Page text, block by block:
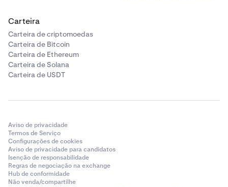
Carteira
Carteira de criptomoedas
Carteira de Bitcoin
Carteira de Ethereum
Carteira de Solana
Carteira de USDT
Aviso de privacidade
Termos de Serviço
Configurações de cookies
Aviso de privacidade para candidatos
Isenção de responsabilidade
Regras de negociação na exchange
Hub de conformidade
Não venda/compartilhe